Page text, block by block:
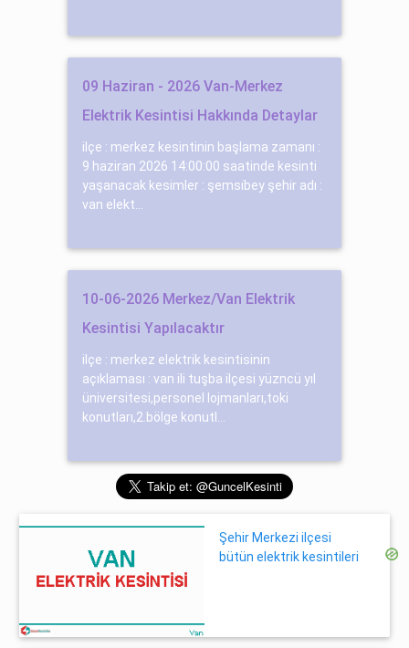
09 Haziran - 2026 Van-Merkez
Elektrik Kesintisi Hakkında Detaylar
ilçe : merkez kesintinin başlama zamanı :
9 haziran 2026 14:00:00 saatinde kesinti
yaşanacak kesimler : şemsi̇bey şehir adı :
van elekt...
10-06-2026 Merkez/Van Elektrik
Kesintisi Yapılacaktır
ilçe : merkez elektrik kesintisinin
açıklaması : van ili tuşba ilçesi yüzncü yıl
üniversitesi,personel lojmanları,toki
konutları,2.bölge konutl...
Şehir Merkezi ilçesi
bütün elektrik kesintileri